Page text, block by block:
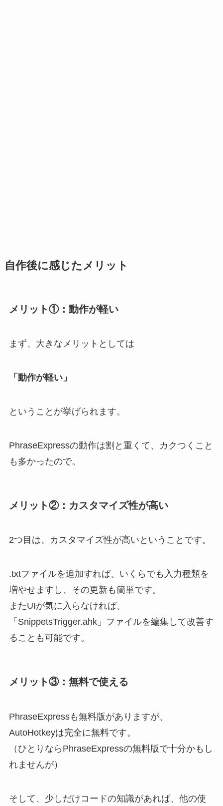
自作後に感じたメリット
メリット①：動作が軽い
まず、大きなメリットとしては
「動作が軽い」
ということが挙げられます。
PhraseExpressの動作は割と重くて、カクつくこと
も多かったので。
メリット②：カスタマイズ性が高い
2つ目は、カスタマイズ性が高いということです。
.txtファイルを追加すれば、いくらでも入力種類を
増やせますし、その更新も簡単です。
またUIが気に入らなければ、
「SnippetsTrigger.ahk」ファイルを編集して改善す
ることも可能です。
メリット③：無料で使える
PhraseExpressも無料版がありますが、
AutoHotkeyは完全に無料です。
（ひとりならPhraseExpressの無料版で十分かもし
れませんが）
そして、少しだけコードの知識があれば、他の使